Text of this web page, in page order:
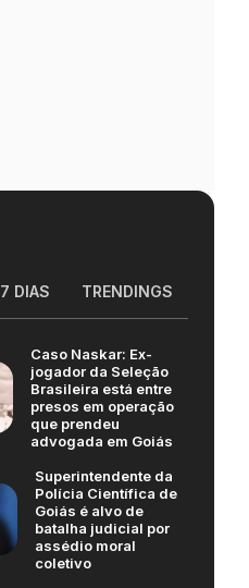
7 DIAS TRENDINGS
Caso Naskar: Ex-
jogador da Seleção
Brasileira está entre
presos em operação
que prendeu
advogada em Goiás
Superintendente da
Polícia Científica de
Goiás é alvo de
batalha judicial por
assédio moral
coletivo